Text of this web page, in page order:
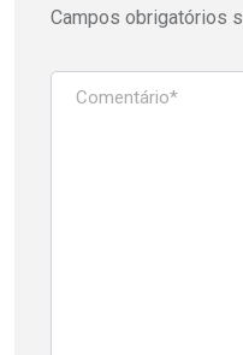
Campos obrigatórios